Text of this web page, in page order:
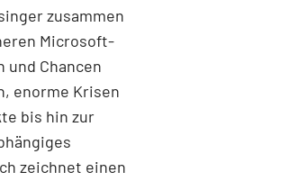
zusammen
Microsoft-
und Chancen
enorme Krisen
bis hin zur
zeichnet einen